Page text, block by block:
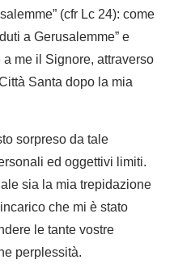
(cfr Lc 24): come
a Gerusalemme” e
me il Signore, attraverso
Santa dopo la mia
sorpreso da tale
ed oggettivi limiti.
sia la mia trepidazione
che mi è stato
le tante vostre
perplessità.